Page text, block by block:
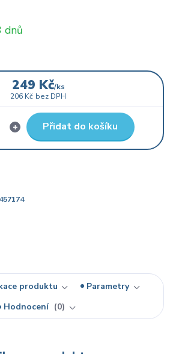
dnů
249 Kč/ks
206 Kč bez DPH
Přidat do košíku
produktu
Parametry
Hodnocení
0